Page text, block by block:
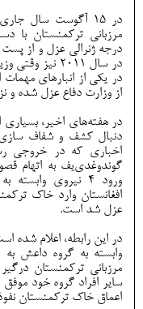
در 15 آگوست سال
مرزبانی ترکمنستان با
درجه ژنرالی عزل و از
در سال 2011
از وزارت دفاع عزل شده و
در هفته‌های اخیر، بسیاری
دنبال کشف و شفاف سازی
اخباری که در خروجی
گوندوغدی‌یف به اتهام
ورود 4 نیروی
افغانستان وارد خاک
عزل شد است.
وابسته به گروه داعش
سایر افراد گروه خود
اعماق خاک ترکمنستان